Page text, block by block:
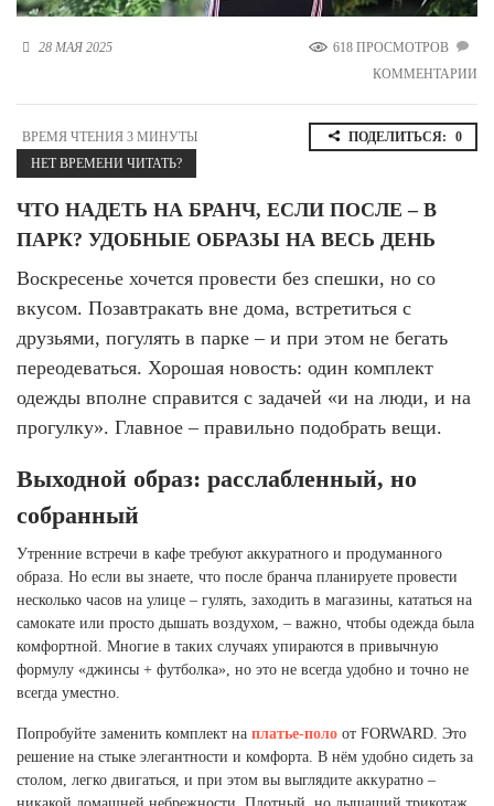
Новосибирская область (3)
Республика Башкортостан (3)
Республика Татарстан (2)
Ростовская область (2)
Самарская область (1)
Санкт-Петербург и ЛО (3)
Свердловская область (5)
Северная Осетия (2)
Ставропольский край (5)
Тульская область (1)
Тюменская область (3)
Хакасия (1)
Ямало-Ненецкий автономный округ (1)
Ярославская область (1)
28 МАЯ 2025
618 ПРОСМОТРОВ
КОММЕНТАРИИ
ВРЕМЯ ЧТЕНИЯ 3 МИНУТЫ
НЕТ ВРЕМЕНИ ЧИТАТЬ?
ПОДЕЛИТЬСЯ: 0
ЧТО НАДЕТЬ НА БРАНЧ, ЕСЛИ ПОСЛЕ – В
ПАРК? УДОБНЫЕ ОБРАЗЫ НА ВЕСЬ ДЕНЬ
Воскресенье хочется провести без спешки, но со
вкусом. Позавтракать вне дома, встретиться с
друзьями, погулять в парке – и при этом не бегать
переодеваться. Хорошая новость: один комплект
одежды вполне справится с задачей «и на люди, и на
прогулку». Главное – правильно подобрать вещи.
Выходной образ: расслабленный, но
собранный
Утренние встречи в кафе требуют аккуратного и продуманного
образа. Но если вы знаете, что после бранча планируете провести
несколько часов на улице – гулять, заходить в магазины, кататься на
самокате или просто дышать воздухом, – важно, чтобы одежда была
комфортной. Многие в таких случаях упираются в привычную
формулу «джинсы + футболка», но это не всегда удобно и точно не
всегда уместно.
Попробуйте заменить комплект на платье-поло от FORWARD. Это
решение на стыке элегантности и комфорта. В нём удобно сидеть за
столом, легко двигаться, и при этом вы выглядите аккуратно –